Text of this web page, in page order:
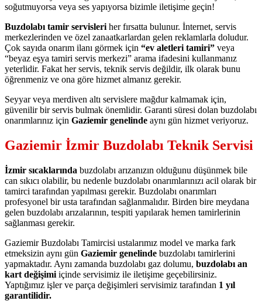
soğutmuyorsa veya ses yapıyorsa bizimle iletişime geçin!
Buzdolabı tamir servisleri her fırsatta bulunur. İnternet, servis
merkezlerinden ve özel zanaatkarlardan gelen reklamlarla doludur.
Çok sayıda onarım ilanı görmek için “ev aletleri tamiri” veya
“beyaz eşya tamiri servis merkezi” arama ifadesini kullanmanız
yeterlidir. Fakat her servis, teknik servis değildir, ilk olarak bunu
öğrenmeniz ve ona göre hizmet almanız gerekir.
Seyyar veya merdiven altı servislere mağdur kalmamak için,
güvenilir bir servis bulmak önemlidir. Garanti süresi dolan buzdolabı
onarımlarınız için Gaziemir genelinde aynı gün hizmet veriyoruz.
Gaziemir İzmir Buzdolabı Teknik Servisi
İzmir sıcaklarında buzdolabı arızanızın olduğunu düşünmek bile
can sıkıcı olabilir, bu nedenle buzdolabı onarımlarınızı acil olarak bir
tamirci tarafından yapılması gerekir. Buzdolabı onarımları
profesyonel bir usta tarafından sağlanmalıdır. Birden bire meydana
gelen buzdolabı arızalarının, tespiti yapılarak hemen tamirlerinin
sağlanması gerekir.
Gaziemir Buzdolabı Tamircisi ustalarımız model ve marka fark
etmeksizin aynı gün Gaziemir genelinde buzdolabı tamirlerini
yapmaktadır. Aynı zamanda buzdolabı gaz dolumu, buzdolabı an
kart değişimi içinde servisimiz ile iletişime geçebilirsiniz.
Yaptığımız işler ve parça değişimleri servisimiz tarafından 1 yıl
garantilidir.